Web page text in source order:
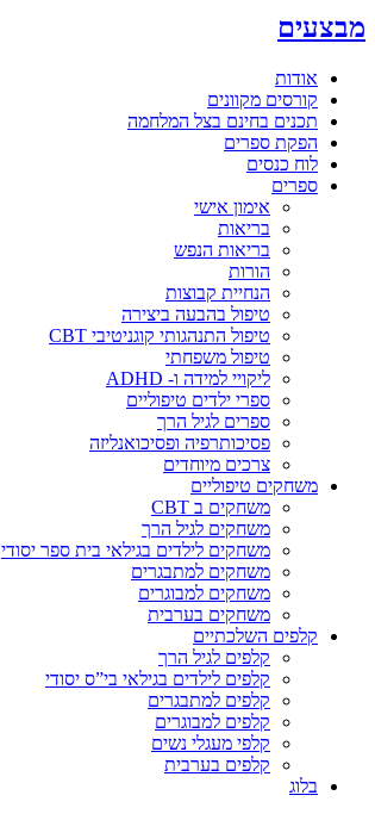
מבצעים
אודות
קורסים מקוונים
תכנים בחינם בצל המלחמה
הפקת ספרים
לוח כנסים
ספרים
אימון אישי
בריאות
בריאות הנפש
הורות
הנחיית קבוצות
טיפול בהבעה ביצירה
טיפול התנהגותי קוגניטיבי CBT
טיפול משפחתי
ליקויי למידה ו- ADHD
ספרי ילדים טיפוליים
ספרים לגיל הרך
פסיכותרפיה ופסיכואנליזה
צרכים מיוחדים
משחקים טיפוליים
משחקים ב CBT
משחקים לגיל הרך
משחקים לילדים בגילאי בית ספר יסודי
משחקים למתבגרים
משחקים למבוגרים
משחקים בערבית
קלפים השלכתיים
קלפים לגיל הרך
קלפים לילדים בגילאי בי”ס יסודי
קלפים למתבגרים
קלפים למבוגרים
קלפי מעגלי נשים
קלפים בערבית
בלוג